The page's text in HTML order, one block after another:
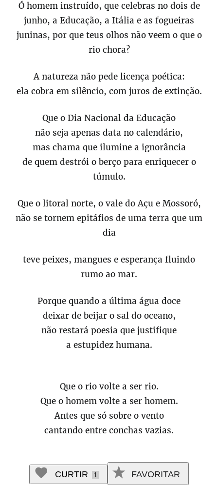
Ó homem instruído, que celebras no dois de
junho, a Educação, a Itália e as fogueiras
juninas, por que teus olhos não veem o que o
rio chora?
A natureza não pede licença poética:
ela cobra em silêncio, com juros de extinção.
Que o Dia Nacional da Educação
não seja apenas data no calendário,
mas chama que ilumine a ignorância
de quem destrói o berço para enriquecer o
túmulo.
Que o litoral norte, o vale do Açu e Mossoró,
não se tornem epitáfios de uma terra que um
dia
teve peixes, mangues e esperança fluindo
rumo ao mar.
Porque quando a última água doce
deixar de beijar o sal do oceano,
não restará poesia que justifique
a estupidez humana.
Que o rio volte a ser rio.
Que o homem volte a ser homem.
Antes que só sobre o vento
cantando entre conchas vazias.
CURTIR 1 FAVORITAR